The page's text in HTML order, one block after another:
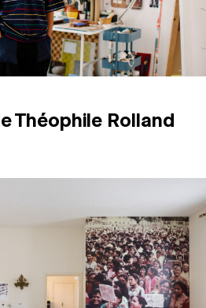
Théophile Rolland